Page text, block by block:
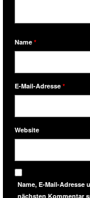
Name *
E-Mail-Adresse *
Website
Name, E-Mail-Adresse
nächsten Kommentar